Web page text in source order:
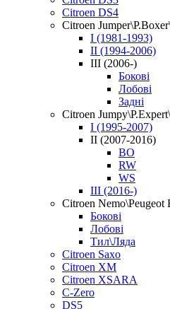
Citroen DS4
Citroen
I (1981-1993)
II (1994-2006)
III (2006-)
Бокові
Лобові
Задні
Citroen
I (1995-2007)
II (2007-2016)
BO
RW
WS
III (2016-)
Citroen Nemo\Peugeot
Бокові
Лобові
Тил\Ляда
Citroen Saxo
Citroen XM
Citroen XSARA
C-Zero
DS5